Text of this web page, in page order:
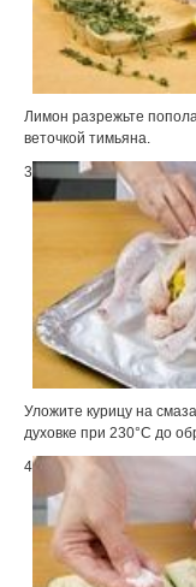
Лимон разрежьте
веточкой тимьяна.
3
Уложите курицу на
духовке при 230°С до
4